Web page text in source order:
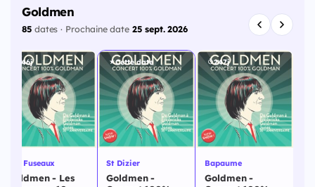
Goldmen
85dates · Prochaine date25 sept. 2026
246j
Les Fuseaux
Goldmen - Les
Cette date
St Dizier
Goldmen -
247j
Bapaume
Goldmen -